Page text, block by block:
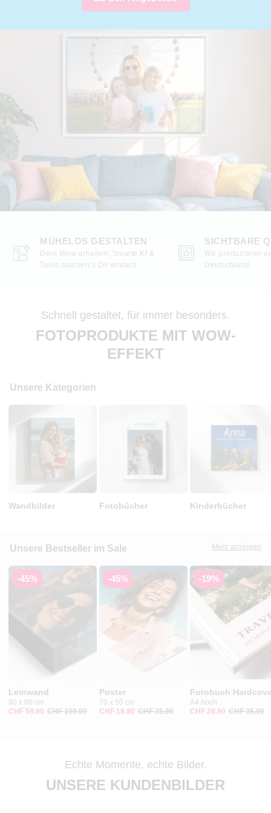
MÜHELOS GESTALTEN
Dein Wow erhalten: Smarte KI &
Tools machen’s Dir einfach.
SICHTBARE
Wir produzieren
Deutschland.
Schnell gestaltet, für immer besonders.
FOTOPRODUKTE MIT WOW-
EFFEKT
Unsere Kategorien
Wandbilder Fotobücher Kinderbücher
Unsere Bestseller im Sale Mehr anzeigen
-45%
Leinwand
80 x 60 cm
CHF 59.90 CHF 109.00
-45%
Poster
70 x 50 cm
CHF 19.90 CHF 35.90
-19%
Fotobuch
A4 hoch
CHF 28.90 CHF 35.90
Echte Momente, echte Bilder.
UNSERE KUNDENBILDER